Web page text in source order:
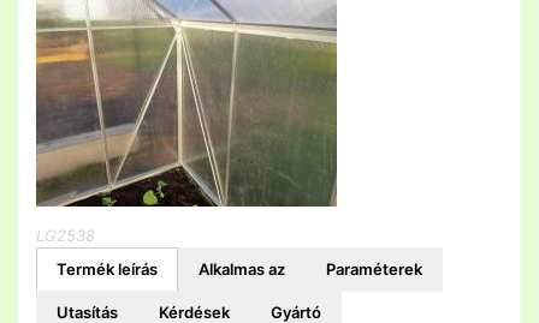
LG2538
Termék leírás
Alkalmas az Paraméterek
Utasítás Kérdések Gyártó